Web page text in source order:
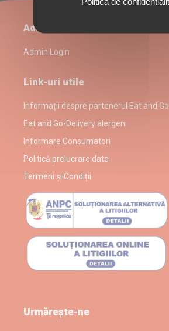
Administrare restaurant
Admin Login
Link-uri utile
Informații despre partenerul Eat and
Eat and Go-Delivery alergeni
Informare Consumatori
Politică prelucrare date
Termeni și Condiții
Urmărește-ne